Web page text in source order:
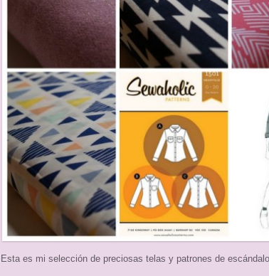
Esta es mi selección de preciosas telas y patrones de